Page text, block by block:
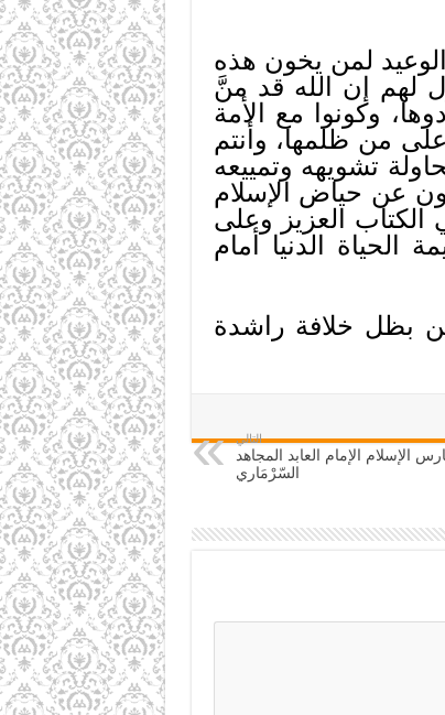
لمن يخون هذه
لهم إن الله قد منَّ
وكونوا مع الأمة
من ظلمها، وأنتم
تشويهه وتمييعه
عن حياض الإسلام
العزيز وعلى
الدنيا أمام
بظل خلافة راشدة
التالي
الإسلام الإمام العابد المجاهد
السّرْمَاري